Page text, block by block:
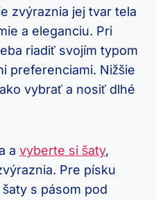
zvýraznia jej tvar tela
a eleganciu. Pri
riadiť ‍svojím typom‍
preferenciami. Nižšie
vybrať a ​nosiť​ dlhé
a vyberte si šaty,
Pre písku
s pásom pod